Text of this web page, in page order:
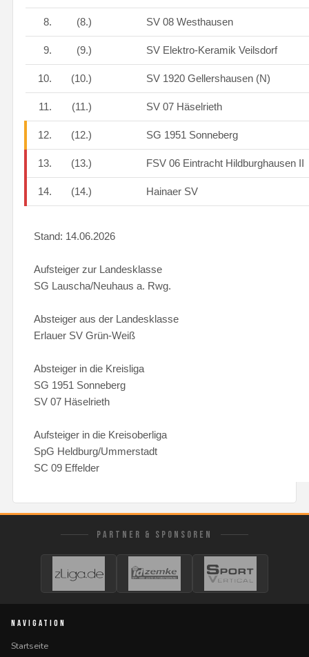
8. (8.) SV 08 Westhausen
9. (9.) SV Elektro-Keramik Veilsdorf
10. (10.) SV 1920 Gellershausen (N)
11. (11.) SV 07 Häselrieth
12. (12.) SG 1951 Sonneberg
13. (13.) FSV 06 Eintracht Hildburghausen II
14. (14.) Hainaer SV
Stand: 14.06.2026
Aufsteiger zur Landesklasse
SG Lauscha/Neuhaus a. Rwg.
Absteiger aus der Landesklasse
Erlauer SV Grün-Weiß
Absteiger in die Kreisliga
SG 1951 Sonneberg
SV 07 Häselrieth
Aufsteiger in die Kreisoberliga
SpG Heldburg/Ummerstadt
SC 09 Effelder
PARTNER & SPONSOREN
NAVIGATION
Startseite